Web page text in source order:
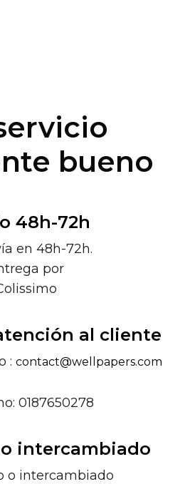
bueno
48h-72h
en 48h-72h.
por
al cliente
: contact@wellpapers.com
0187650278
intercambiado
o intercambiado